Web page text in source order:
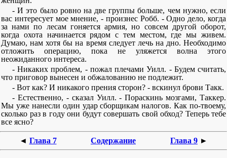
- И это было ровно на две группы больше, чем нужно, если
вас интересует мое мнение, - произнес Робб. - Одно дело, когда
за нами по лесам гоняется армия, но совсем другой оборот,
когда охота начинается рядом с тем местом, где мы живем.
Думаю, нам хотя бы на время следует лечь на дно. Необходимо
отложить операцию, пока не уляжется волна этого
неожиданного интереса.
- Никаких проблем, - пожал плечами Уилл. - Будем считать,
что приговор вынесен и обжалованию не подлежит.
- Вот как? И никакого прения сторон? - вскинул брови Такк.
- Естественно, - сказал Уилл. - Пораскинь мозгами, Таккер.
Мы уже нанесли один удар сборщикам налогов. Как по-твоему,
сколько раз в году они будут совершать свой обход? Теперь тебе
все ясно?
◄ Глава 7 Содержание Глава 9 ►